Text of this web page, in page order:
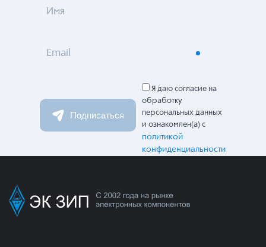
Имя
Email
Подписаться
Я даю согласие на
обработку
персональных данных
и ознакомлен(а) с
политикой
конфиденциальности